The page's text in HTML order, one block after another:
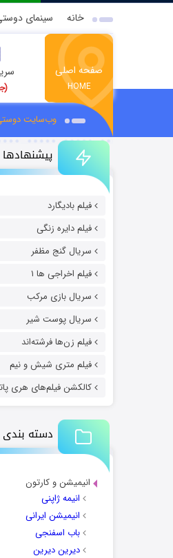
خانه سینمای
صفحه اصلی
HOME
وب‌سایت
پیشنهادها
فیلم بادیگارد
فیلم دایره زنگی
سریال گنج مظفر
فیلم اخراجی ها ۱
سریال بازی مرکب
سریال پوست شیر
فیلم زن‌ها فرشته‌اند
فیلم متری شیش و نیم
کالکشن فیلم‌های هری
دسته بندی
انیمیشن و کارتون
انیمه ژاپنی
انیمیشن ایرانی
باب اسفنجی
دیرین دیرین